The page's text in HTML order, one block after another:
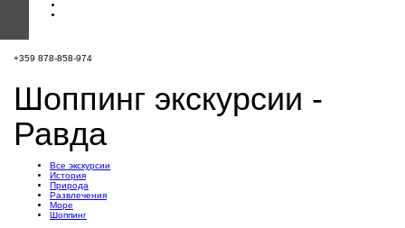
+359 878-858-974
Шоппинг экскурсии -
Равда
Все экскурсии
История
Природа
Развлечения
Море
Шоппинг